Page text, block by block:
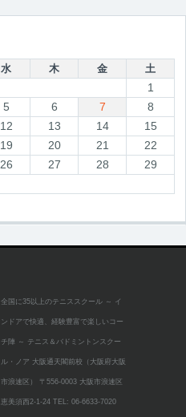
水 木 金 土
1
5 6 7
8
12 13 14
15
19 20 21
22
26 27 28
29
全国に35以上のテニススクール ～ イ
ンドアで快適、経験豊富で楽しいコー
チ陣 ～ テニス＆バドミントンスクー
ル・ノア 大阪通天閣前校（大阪府大阪
市浪速区） 〒556-0003 大阪市浪速区
恵美須西2-1-24 TEL: 06-6633-7020